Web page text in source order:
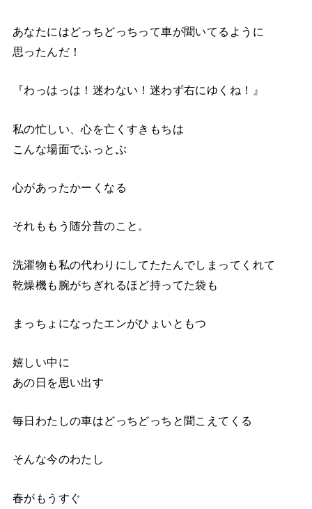
あなたにはどっちどっちって車が聞いてるように
思ったんだ！
『わっはっは！迷わない！迷わず右にゆくね！』
私の忙しい、心を亡くすきもちは
こんな場面でふっとぶ
心があったかーくなる
それももう随分昔のこと。
洗濯物も私の代わりにしてたたんでしまってくれて
乾燥機も腕がちぎれるほど持ってた袋も
まっちょになったエンがひょいともつ
嬉しい中に
あの日を思い出す
毎日わたしの車はどっちどっちと聞こえてくる
そんな今のわたし
春がもうすぐ